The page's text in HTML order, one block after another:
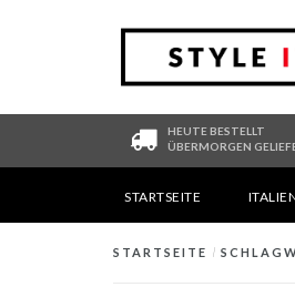
HEUTE BESTELLT
ÜBERMORGEN
STARTSEITE
STARTSEITE /